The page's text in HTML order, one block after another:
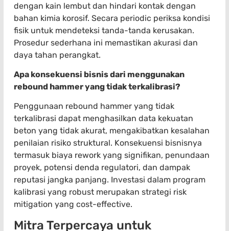
dengan kain lembut dan hindari kontak dengan
bahan kimia korosif. Secara periodic periksa kondisi
fisik untuk mendeteksi tanda-tanda kerusakan.
Prosedur sederhana ini memastikan akurasi dan
daya tahan perangkat.
Apa konsekuensi bisnis dari menggunakan
rebound hammer yang tidak terkalibrasi?
Penggunaan rebound hammer yang tidak
terkalibrasi dapat menghasilkan data kekuatan
beton yang tidak akurat, mengakibatkan kesalahan
penilaian risiko struktural. Konsekuensi bisnisnya
termasuk biaya rework yang signifikan, penundaan
proyek, potensi denda regulatori, dan dampak
reputasi jangka panjang. Investasi dalam program
kalibrasi yang robust merupakan strategi risk
mitigation yang cost-effective.
Mitra Terpercaya untuk